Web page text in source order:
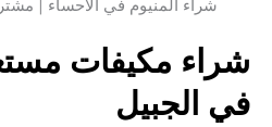
شراء مكيفات
في الجبيل